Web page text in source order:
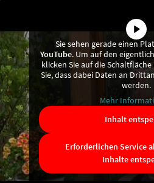
Sie sehen gerade einen
YouTube. Um auf den
klicken Sie auf die
Sie, dass dabei Daten an
werden.
Mehr
Inhalt
Erforderlichen Service
Inhalte